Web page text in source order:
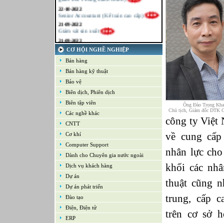
22-10-2022
Senior Accountant (Kế toán cao cấp)
Giám sát sản xuất
Kế toán tổng hợp – Thuế
16-09-2022
Nhân viên cao cấp NPD - Phát triển sản
phẩm mới
16-09-2022
Giám sát Mua hàng
16-09-2022
Chuyên viên CNTT /Bộ phận Hỗ trợ & Hệ
thống
16-09-2022
Trưởng bộ phận Kho
CƠ HỘI NGHỀ NGHIỆP
Bán hàng
Bán hàng kỹ thuật
Bảo vệ
Biên dịch, Phiên dịch
Biên tập viên
Các nghề khác
CNTT
Cơ khí
Computer Support
Dành cho Chuyên gia nước ngoài
Dịch vụ khách hàng
Dự án
Dự án phát triển
Đào tạo
Điện, Điện tử
ERP
Ông Đào Trọng
Chủ tịch, Giám đốc DTK
công ty Việt
về cung
nhân lực
khối các
thuật cũng
trung, cấp
trên cơ sở